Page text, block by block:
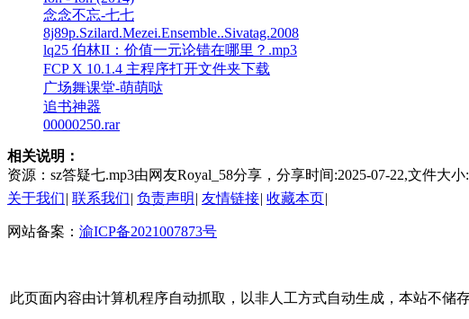
念念不忘-七七
8j89p.Szilard.Mezei.Ensemble..Sivatag.2008
lq25 伯林II：价值一元论错在哪里？.mp3
FCP X 10.1.4 主程序打开文件夹下载
广场舞课堂-萌萌哒
追书神器
00000250.rar
相关说明：
资源：sz答疑七.mp3由网友Royal_58分享，分享时间:2025-07-22,文件
关于我们| 联系我们| 负责声明 | 友情链接| 收藏本页|
网站备案： 渝ICP备2021007873号
此页面内容由计算机程序自动抓取，以非人工方式自动生成，本站不储